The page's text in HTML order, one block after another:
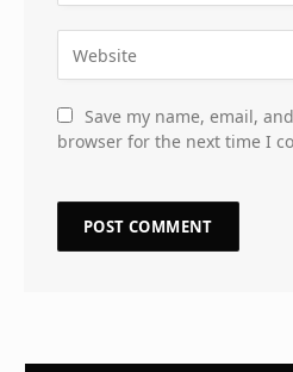
Save my name, email,
browser for the next time I